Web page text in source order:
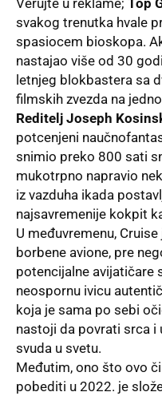
svakog trenutka hvale
spasiocem bioskopa.
nastajao više od 30
letnjeg blokbastera sa
filmskih zvezda na
Reditelј Joseph
potcenjeni
snimio preko 800 sati
mukotrpno napravio
iz vazduha ikada
najsavremenije kokpit
U međuvremenu,
borbene avione, pre
potencijalne avijatičare
neospornu ivicu
koja je sama po sebi
nastoji da povrati srca
svuda u svetu.
Međutim, ono što ovo
pobediti u 2022. je